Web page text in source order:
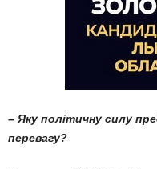
– Яку політичну силу
перевагу?